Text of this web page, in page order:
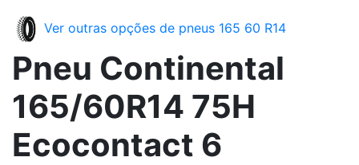
Ver outras opções de pneus 165 60 R14
Pneu Continental
165/60R14 75H
Ecocontact 6